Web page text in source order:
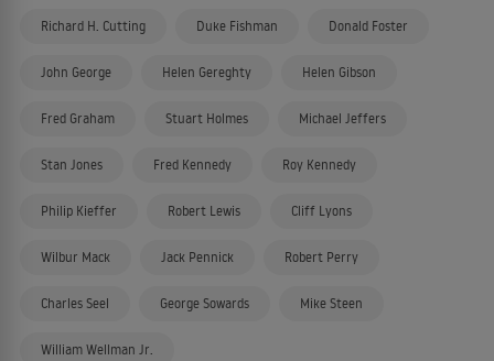
Richard H. Cutting Duke Fishman Donald Foster
John George Helen Gereghty Helen Gibson
Fred Graham Stuart Holmes Michael Jeffers
Stan Jones Fred Kennedy Roy Kennedy
Philip Kieffer Robert Lewis Cliff Lyons
Wilbur Mack Jack Pennick Robert Perry
Charles Seel George Sowards Mike Steen
William Wellman Jr.